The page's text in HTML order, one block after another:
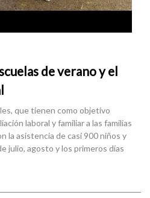
de verano y el
que tienen como objetivo
laboral y familiar a las familias
la asistencia de casi 900 niños y
julio, agosto y los primeros días